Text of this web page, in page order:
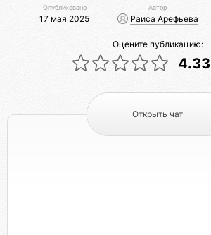
Опубликовано
17 мая 2025
Автор
Раиса Арефьева
Оцените публикацию:
4.33
Открыть чат